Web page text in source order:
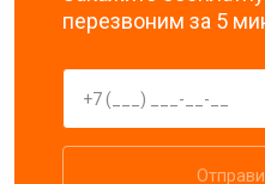
перезвоним за 5